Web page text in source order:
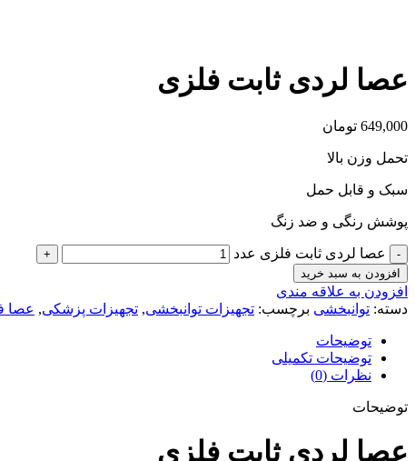
عصا لردی ثابت فلزی
649,000 تومان
تحمل وزن بالا
سبک و قابل حمل
پوشش رنگی و ضد زنگ
عصا لردی ثابت فلزی عدد
افزودن به سبد خرید
افزودن به علاقه مندی
دسته: توانبخشی برچسب: تجهیزات توانبخشی, تجهیزات پزشکی, عصا
توضیحات
توضیحات تکمیلی
نظرات (0)
توضیحات
عصا لردی ثابت فلزی